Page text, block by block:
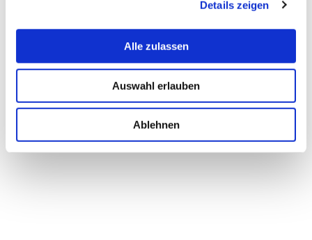
Details zeigen
Alle zulassen
Auswahl erlauben
Ablehnen